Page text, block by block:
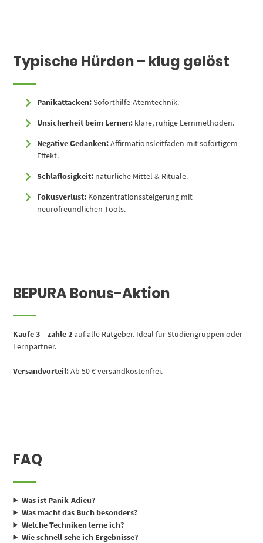
Typische Hürden – klug gelöst
Panikattacken:Soforthilfe-Atemtechnik.
Unsicherheit beim Lernen: klare, ruhige Lernmethoden.
Negative Gedanken:Affirmationsleitfaden mit sofortigem
Effekt.
Schlaflosigkeit: natürliche Mittel & Rituale.
Fokusverlust: Konzentrationssteigerung mit
neurofreundlichen Tools.
BEPURA Bonus-Aktion
Kaufe 3 – zahle 2auf alle Ratgeber. Ideal für Studiengruppen oder
Lernpartner.
Versandvorteil:Ab 50 € versandkostenfrei.
FAQ
Was ist Panik-Adieu?
Was macht das Buch besonders?
Welche Techniken lerne ich?
Wie schnell sehe ich Ergebnisse?